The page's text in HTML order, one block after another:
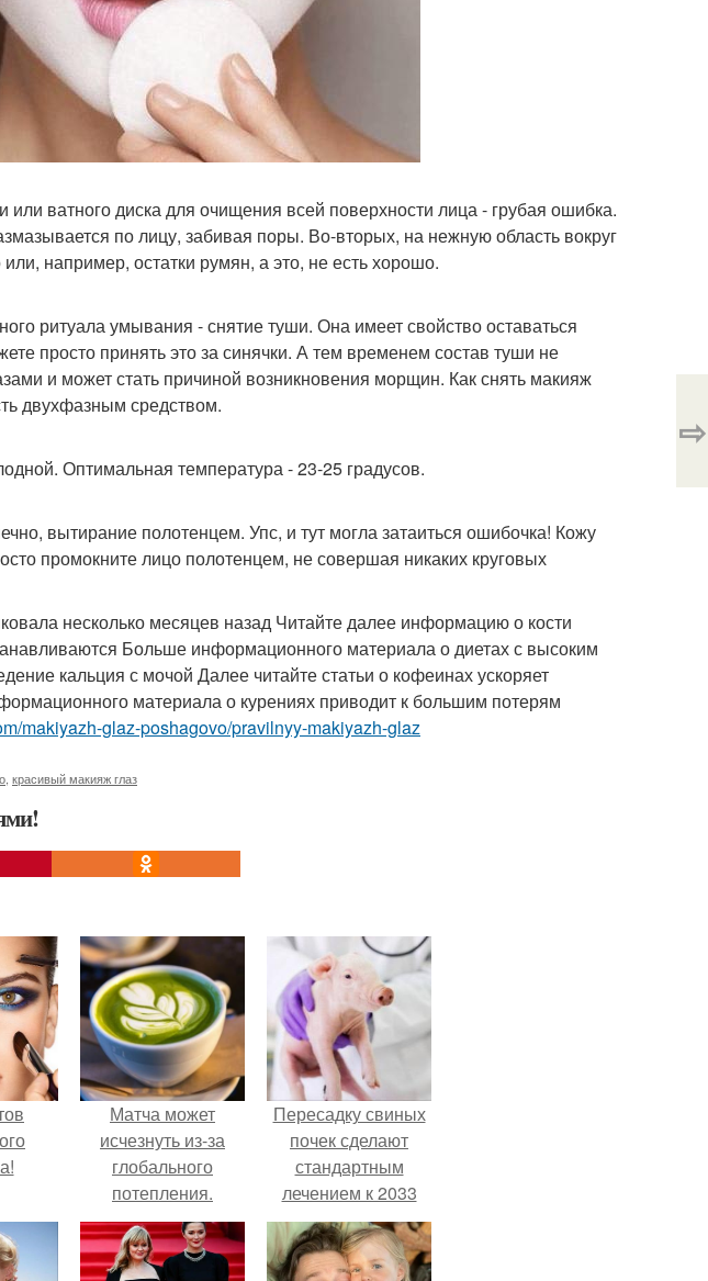
ватного диска для очищения всей поверхности лица - грубая ошибка.
по лицу, забивая поры. Во-вторых, на нежную область вокруг
например, остатки румян, а это, не есть хорошо.
ритуала умывания - снятие туши. Она имеет свойство оставаться
просто принять это за синячки. А тем временем состав туши не
и может стать причиной возникновения морщин. Как снять макияж
двухфазным средством.
Оптимальная температура - 23-25 градусов.
вытирание полотенцем. Упс, и тут могла затаиться ошибочка! Кожу
промокните лицо полотенцем, не совершая никаких круговых
несколько месяцев назад Читайте далее информацию о кости
Больше информационного материала о диетах с высоким
кальция с мочой Далее читайте статьи о кофеинах ускоряет
материала о курениях приводит к большим потерям
makiyazh-glaz-poshagovo/pravilnyy-makiyazh-glaz
красивый макияж глаз
⇨
Матча может
исчезнуть из-за
глобального
потепления.
Пересадку свиных
почек сделают
стандартным
лечением к 2033
году в Японии.